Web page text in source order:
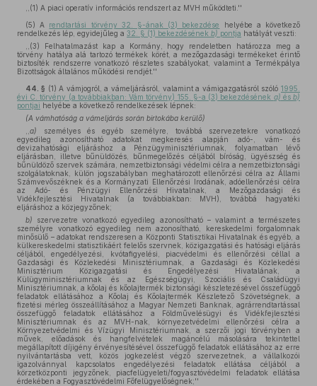
,,(1) A piaci operatív információs rendszert az MVH működteti.''
(5) A rendtartási törvény 32. §-ának (3) bekezdése
helyébe a következő
rendelkezés lép, egyidejűleg a 32. § (1) bekezdésének b) pontja hatályát veszti:
,,(3) Felhatalmazást kap a Kormány, hogy rendeletben határozza meg a
törvény hatálya alá tartozó termékek körét, a mezőgazdasági termékeket érintő
biztosíték rendszerre vonatkozó részletes szabályokat, valamint a Termékpálya
Bizottságok általános működési rendjét.''
44. § (1) A vámjogról, a vámeljárásról, valamint a vámigazgatásról szóló1995.
évi C. törvény (a továbbiakban: Vám törvény) 155. §-a (3) bekezdésének a) ésb)
pontjai helyébe a következő rendelkezések lépnek:
(A vámhatóság a vámeljárás során birtokába kerülő)
a) személyes és egyéb személyre, továbbá szervezetekre vonatkozó
egyedileg azonosítható adatokat megkeresés alapján adó-, vám- és
devizahatósági eljáráshoz a Pénzügyminisztériumnak, folyamatban lévő
eljárásban, illetve bűnüldözés, bűnmegelőzés céljából bíróság, ügyészség és
bűnüldöző szervek számára, nemzetbiztonsági védelmi célra a nemzetbiztonsági
szolgálatoknak, külön jogszabályban meghatározott ellenőrzési célra az Állami
Számvevőszéknek és a Kormányzati Ellenőrzési Irodának, adóellenőrzési célra
az Adó- és Pénzügyi Ellenőrzési Hivatalnak, a Mezőgazdasági és
Vidékfejlesztési Hivatalnak (a továbbiakban: MVH), továbbá hagyatéki
eljáráshoz a közjegyzőnek;
b) szervezetre vonatkozó egyedileg azonosítható – valamint a természetes
személyre vonatkozó egyedileg nem azonosítható, kereskedelmi forgalomnak
minősülő – adatokat rendszeresen a Központi Statisztikai Hivatalnak és egyéb, a
külkereskedelmi statisztikáért felelős szervnek, közigazgatási és hatósági eljárás
céljából, engedélyezési, kvótafigyelési, piacvédelmi és ellenőrzési céllal a
Gazdasági és Közlekedési Minisztériumnak, a Gazdasági és Közlekedési
Minisztérium Közigazgatási és Engedélyezési Hivatalának, a
Külügyminisztériumnak és az Egészségügyi, Szociális és Családügyi
Minisztériumnak, a kőolaj és kőolajtermék biztonsági készletezésével összefüggő
feladatok ellátásához a Kőolaj és Kőolajtermék Készletező Szövetségnek, a
fizetési mérleg összeállításához a Magyar Nemzeti Banknak, agrárrendtartással
összefüggő feladatok ellátásához a Földművelésügyi és Vidékfejlesztési
Minisztériumnak és az MVH-nak, környezetvédelmi ellenőrzési célra a
Környezetvédelmi és Vízügyi Minisztériumnak, a szerzői jogi törvényben a
művek, előadások és hangfelvételek magáncélú másolására tekintettel
megállapított díjigény érvényesítésével összefüggő feladatok ellátásához az erre
nyilvántartásba vett, közös jogkezelést végző szervezetnek, a vállalkozói
igazolvánnyal kapcsolatos engedélyezési feladatok ellátása céljából a
körzetközponti jegyzőnek, piacfelügyeleti/fogyasztóvédelmi feladatok ellátása
érdekében a Fogyasztóvédelmi Főfelügyelőségnek;''